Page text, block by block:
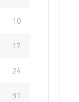
10
17
24
31